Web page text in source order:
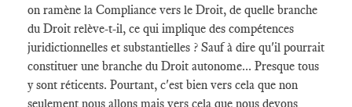
on ramène la Compliance vers le Droit, de quelle branche
du Droit relève-t-il, ce qui implique des compétences
juridictionnelles et substantielles ? Sauf à dire qu'il pourrait
constituer une branche du Droit autonome... Presque tous
y sont réticents. Pourtant, c'est bien vers cela que non
seulement nous allons mais vers cela que nous devons